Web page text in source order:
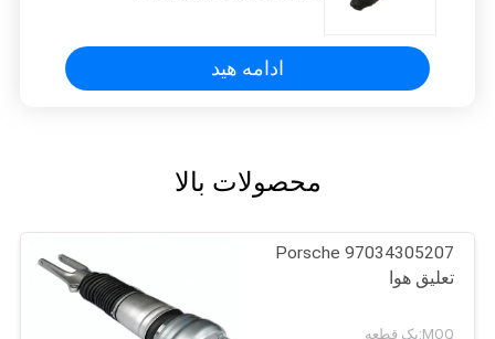
ادامه هید
محصولات بالا
97034305207 Porsche
تعلیق هوا
MOQ:یک قطعه